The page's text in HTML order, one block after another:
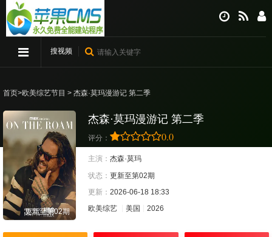
搜视频
首页>欧美综艺节目 > 杰森·莫玛漫游记 第二季
更新至第02期
杰森·莫玛漫游记 第二季
评分： 0.0
主演： 杰森·莫玛
状态： 更新至第02期
更新： 2026-06-18 18:33
欧美综艺
美国 2026